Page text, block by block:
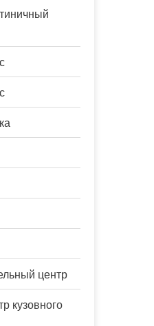
центр
кузовного